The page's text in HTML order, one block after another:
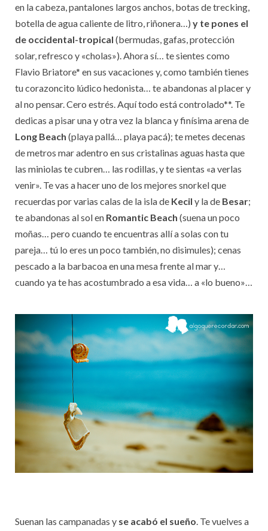
en la cabeza, pantalones largos anchos, botas de trecking,
botella de agua caliente de litro, riñonera…) y te pones el
de occidental-tropical (bermudas, gafas, protección
solar, refresco y «cholas»). Ahora sí… te sientes como
Flavio Briatore* en sus vacaciones y, como también tienes
tu corazoncito lúdico hedonista… te abandonas al placer y
al no pensar. Cero estrés. Aquí todo está controlado**. Te
dedicas a pisar una y otra vez la blanca y finísima arena de
Long Beach (playa pallá… playa pacá); te metes decenas
de metros mar adentro en sus cristalinas aguas hasta que
las miniolas te cubren… las rodillas, y te sientas «a verlas
venir». Te vas a hacer uno de los mejores snorkel que
recuerdas por varias calas de la isla de Kecil y la de Besar;
te abandonas al sol en Romantic Beach (suena un poco
moñas… pero cuando te encuentras allí a solas con tu
pareja… tú lo eres un poco también, no disimules); cenas
pescado a la barbacoa en una mesa frente al mar y…
cuando ya te has acostumbrado a esa vida… a «lo bueno»…
Suenan las campanadas y se acabó el sueño. Te vuelves a